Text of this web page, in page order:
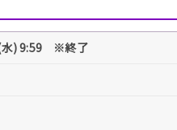
(水) 9:59 ※終了